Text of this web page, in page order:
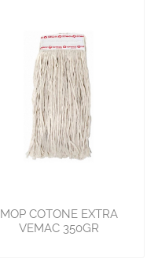
MOP COTONE EXTRA
VEMAC 350GR